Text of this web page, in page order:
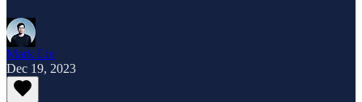
Mark Lin
Dec 19, 2023